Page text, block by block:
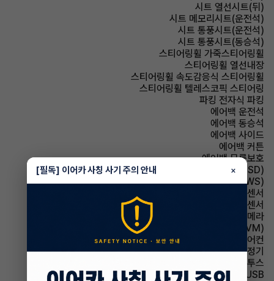
시트 열선시트(뒤)
시트 메모리시트(운전석)
시트 통풍시트(운전석)
시트 통풍시트(동승석)
스티어링휠 가죽스티어링휠
스티어링휠 열선내장
스티어링휠 속도감응식 스티어링휠
스티어링휠 텔레스코픽 스티어링
파킹 전자식 파킹
에어백 운전석
에어백 동승석
에어백 사이드
에어백 커튼
에어백 무릎보호
주행안전 후측방경보시스템(BSD)
주행안전 차선이탈경보(LDWS)
주차보조 전방감지센서
주차보조 후방감지센서
주차보조 후방카메라
주차보조 어라운드뷰(AVM)
에어컨 풀오토에어컨
에어컨 공기청정기
유무선단자 블루투스
유무선단자 USB
[필독] 이어카 사칭 사기 주의 안내 ×